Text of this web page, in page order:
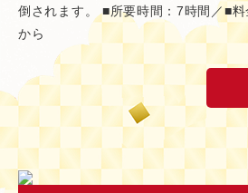
倒されます。 ■所要時間：7時間／■
から